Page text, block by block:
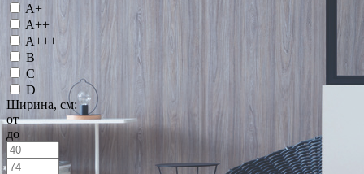
A+
A++
A+++
B
C
D
Ширина, см:
от
до